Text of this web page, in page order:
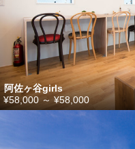
阿佐ヶ谷girls
¥58,000 ～ ¥58,000